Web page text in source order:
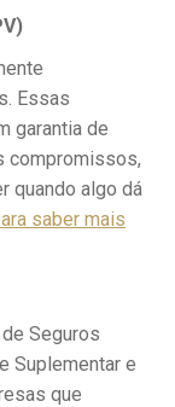
Essas
garantia de
compromissos,
quando algo dá
saber mais
Seguros
Suplementar e
que